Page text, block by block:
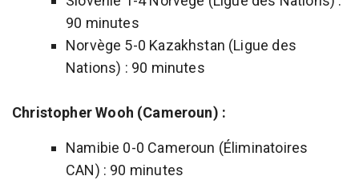
90 minutes
Norvège 5-0 Kazakhstan (Ligue des
Nations) : 90 minutes
Christopher Wooh (Cameroun) :
Namibie 0-0 Cameroun (Éliminatoires
CAN) : 90 minutes